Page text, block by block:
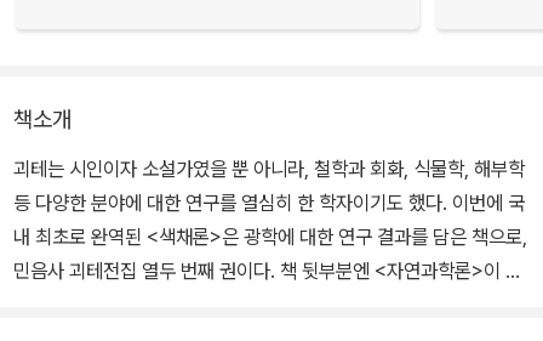
책소개
괴테는 시인이자 소설가였을 뿐 아니라, 철학과 회화, 식물학, 해부학
등 다양한 분야에 대한 연구를 열심히 한 학자이기도 했다. 이번에 국
내 최초로 완역된 <색채론>은 광학에 대한 연구 결과를 담은 책으로,
민음사 괴테전집 열두 번째 권이다. 책 뒷부분엔 <자연과학론>이 함